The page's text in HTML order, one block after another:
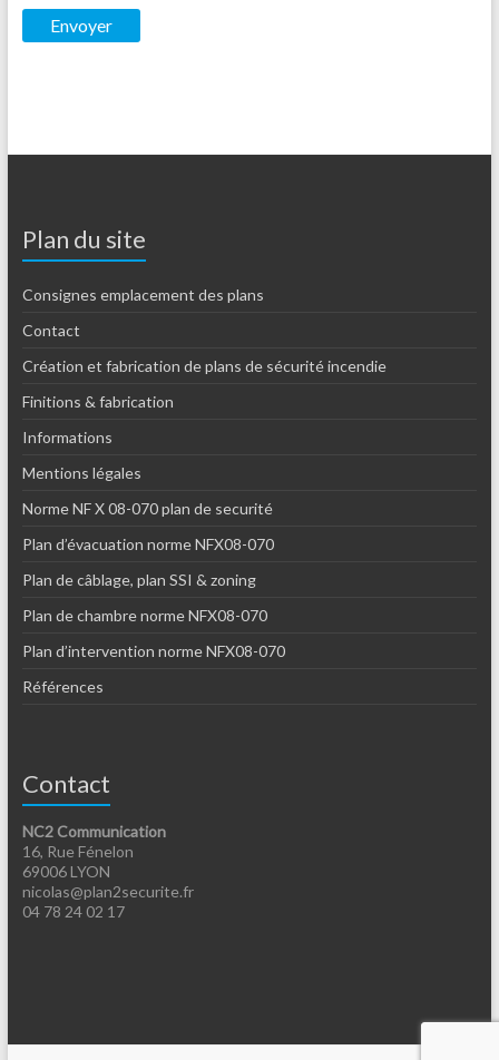
Plan du site
Consignes emplacement des plans
Contact
Création et fabrication de plans de sécurité incendie
Finitions & fabrication
Informations
Mentions légales
Norme NF X 08-070 plan de securité
Plan d’évacuation norme NFX08-070
Plan de câblage, plan SSI & zoning
Plan de chambre norme NFX08-070
Plan d’intervention norme NFX08-070
Références
Contact
NC2 Communication
16, Rue Fénelon
69006 LYON
nicolas@plan2securite.fr
04 78 24 02 17